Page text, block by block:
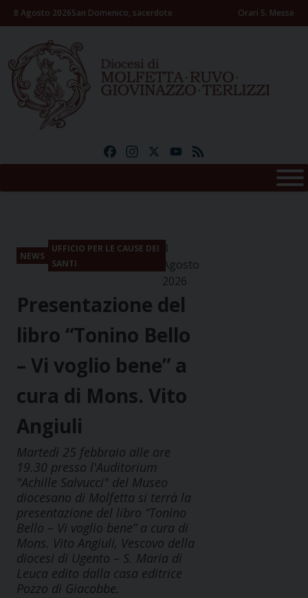
Skip8 Agosto 2026San Domenico, sacerdote Orari S. Messe
FacebookInstagramYouTube
NEWS
UFFICIO PER LE CAUSE DEI
SANTI
8
Agosto
2026
Presentazione del
libro “Tonino Bello
– Vi voglio bene” a
cura di Mons. Vito
Angiuli
Martedì 25 febbraio alle ore
19.30 presso l'Auditorium
"Achille Salvucci" del Museo
diocesano di Molfetta si terrà la
presentazione del libro “Tonino
Bello – Vi voglio bene” a cura di
Mons. Vito Angiuli, Vescovo della
diocesi di Ugento – S. Maria di
Leuca edito dalla casa editrice
Pozzo di Giacobbe.